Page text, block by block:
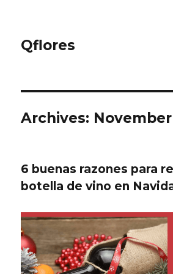
Qflores
Archives:
6 buenas razones para
botella de vino en